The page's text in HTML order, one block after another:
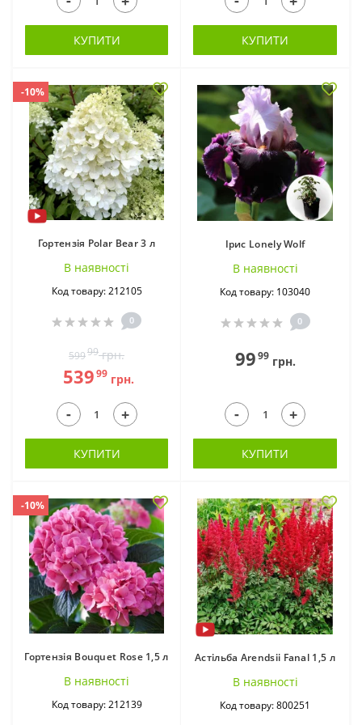
Кали в горщиках (27) Канни ВКС (24)
Кніфофія ВКС (2)
Колеус в горщиках
(41)
Конвалія ВКС (2)
Королиця в
горщиках (11)
Куркума ВКС (3)
(1)
КУПИТИ КУПИТИ
-10%
Гортензія Polar Bear 3 л
В наявностi
Код товару: 212105
0
59999грн.
53999 грн.
- +
КУПИТИ
Ірис Lonely Wolf
В наявностi
Код товару: 103040
0
9999грн.
- +
КУПИТИ
-10%
Гортензія Bouquet Rose 1,5 л
В наявностi
Код товару: 212139
Астільба Arendsii Fanal 1,5 л
В наявностi
Код товару: 800251